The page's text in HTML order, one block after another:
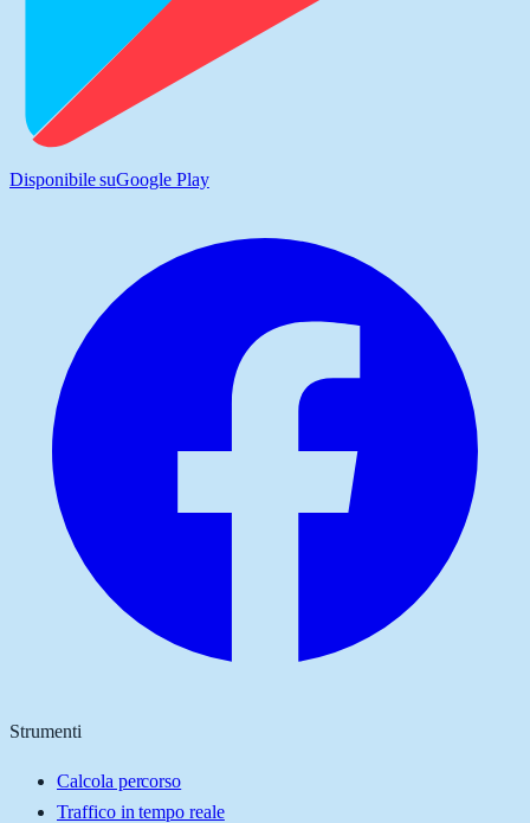
Disponibile suGoogle Play
Strumenti
Calcola percorso
Traffico in tempo reale